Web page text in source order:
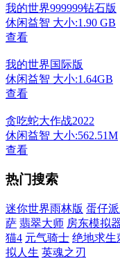
我的世界999999钻石版
休闲益智 大小:1.90 GB
查看
我的世界国际版
休闲益智 大小:1.64GB
查看
贪吃蛇大作战2022
休闲益智 大小:562.51M
查看
热门搜索
迷你世界雨林版 蛋仔
萨 翡翠大师 房东模拟
猫4 元气骑士 绝地求生
拟人生 英魂之刃